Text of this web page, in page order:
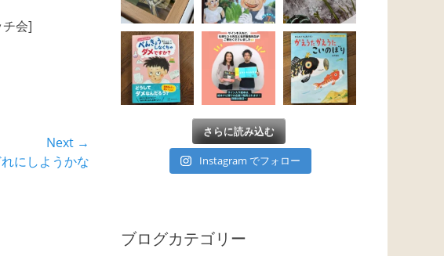
会]
Next →
にしようかな
さらに読み込む
Instagram でフォロー
ブログカテゴリー